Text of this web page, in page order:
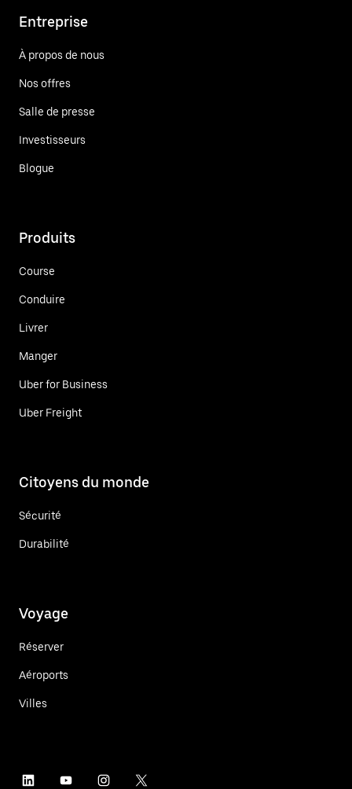
Entreprise
À propos de nous
Nos offres
Salle de presse
Investisseurs
Blogue
Produits
Course
Conduire
Livrer
Manger
Uber for Business
Uber Freight
Citoyens du monde
Sécurité
Durabilité
Voyage
Réserver
Aéroports
Villes